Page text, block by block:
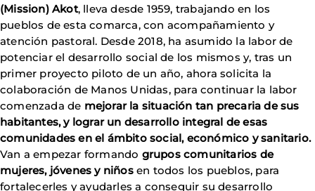
(Mission) Akot, lleva desde 1959, trabajando en los
pueblos de esta comarca, con acompañamiento y
atención pastoral. Desde 2018, ha asumido la labor de
potenciar el desarrollo social de los mismos y, tras un
primer proyecto piloto de un año, ahora solicita la
colaboración de Manos Unidas, para continuar la labor
comenzada de mejorar la situación tan precaria de sus
habitantes, y lograr un desarrollo integral de esas
comunidades en el ámbito social, económico y sanitario.
Van a empezar formando grupos comunitarios de
mujeres, jóvenes y niñosen todos los pueblos, para
fortalecerles y ayudarles a conseguir su desarrollo